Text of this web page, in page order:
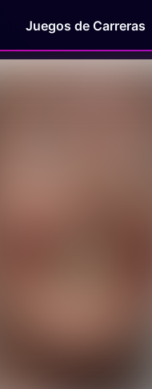
Juegos de Carreras